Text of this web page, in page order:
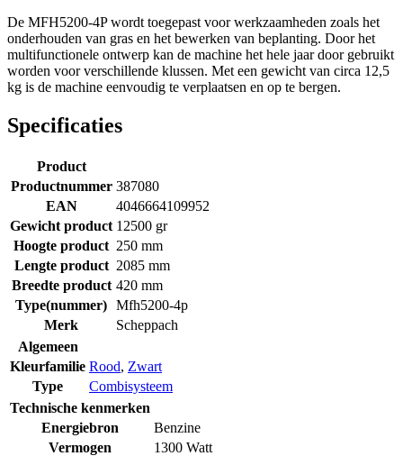
De MFH5200-4P wordt toegepast voor werkzaamheden zoals het
onderhouden van gras en het bewerken van beplanting. Door het
multifunctionele ontwerp kan de machine het hele jaar door gebruikt
worden voor verschillende klussen. Met een gewicht van circa 12,5
kg is de machine eenvoudig te verplaatsen en op te bergen.
Specificaties
Product
Productnummer 387080
EAN
4046664109952
Gewicht product 12500 gr
Hoogte product 250 mm
Lengte product 2085 mm
Breedte product 420 mm
Type(nummer) Mfh5200-4p
Merk
Scheppach
Algemeen
Kleurfamilie Rood, Zwart
Type
Combisysteem
Technische kenmerken
Energiebron
Benzine
Vermogen
1300 Watt